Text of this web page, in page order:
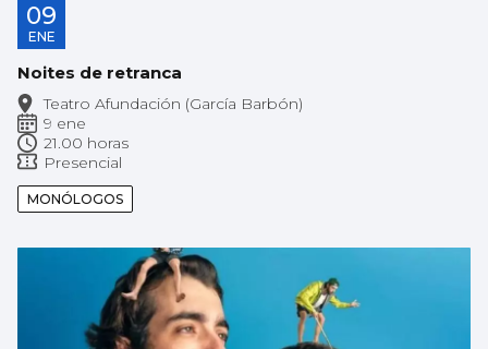
09
ENE
Noites de retranca
Teatro Afundación (García Barbón)
9 ene
21.00 horas
Presencial
MONÓLOGOS